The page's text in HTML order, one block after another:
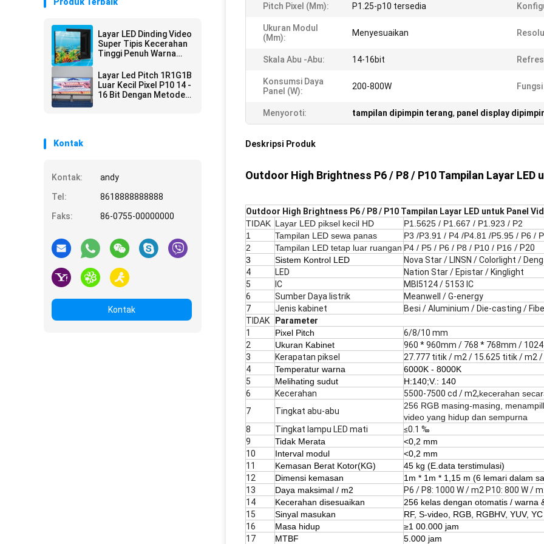
Produk Terbaik
Layar LED Dinding Video
Super Tipis Kecerahan
Tinggi Penuh Warna
Layar Led Pitch 1R1G1B
Luar Kecil Pixel P10 14 -
16 Bit Dengan Metode
Kontak
Kontak:
andy
Tel:
8618888888888
Faks:
86-0755-00000000
Kontak
Pitch Pixel (mm): P1.25-p10 tersedia
Ukuran Modul
(mm):
Menyesuaikan
Skala Abu -abu: 14-16bit
Konsumsi Daya
Panel (W):
200-800W
Menyoroti: tampilan dipimpin terang, panel display
Deskripsi Produk
Outdoor High Brightness P6 / P8 / P10 Tampilan Layar LED
Outdoor High Brightness P6 / P8 / P10 Tampilan Layar LED untuk Panel
TIDAK Layar LED piksel kecil HD
P1.5625 / P1.667 / P1.923 / P2
1
Tampilan LED sewa panas
P3 /P3.91 / P4 /P4.81 /P5.95 / P6 /
2
Tampilan LED tetap luar ruangan P4 / P5 / P6 / P8 / P10 / P16 / P20
3
Sistem Kontrol LED
Nova Star / LINSN / Colorlight /
4
LED
Nation Star / Epistar / Kinglight
5
IC
MBI5124 / 5153 IC
6
Sumber Daya listrik
Meanwell / G-energy
7
Jenis kabinet
Besi / Aluminium / Die-casting /
TIDAK
Parameter
1
Pixel Pitch
6/8/10 mm
2
Ukuran Kabinet
960 * 960mm / 768 * 768mm /
3
Kerapatan piksel
27.777 titik / m2 / 15.625 titik / m2
4
Temperatur warna
6000K - 8000K
5
Melihating sudut H:140;V.: 140
6
Kecerahan 5500-7500 cd / m2,kecerahan
7
Tingkat abu-abu
256 RGB masing-masing,
video yang hidup dan sempurna
8
Tingkat lampu LED mati
≤0.1 ‰
9
Tidak Merata
<0,2 mm
10
Interval modul
<0,2 mm
11
Kemasan Berat Kotor(KG) 45 kg (E.data terstimulasi)
12
Dimensi kemasan
1m * 1m * 1,15 m (6 lemari dalam
13
Daya maksimal / m2
P6 / P8: 1000 W / m2 P10: 800 W /
14
Kecerahan disesuaikan
256 kelas dengan otomatis / warna
15
Sinyal masukan
RF, S-video, RGB, RGBHV, YUV,
16
Masa hidup
≥1 00.000 jam
17
MTBF 5.000 jam